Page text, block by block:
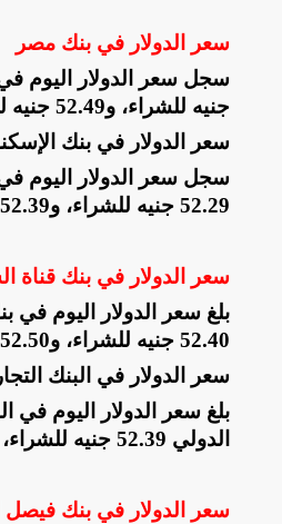
سعر الدولار في بنك مصر
جنيه للشراء، و52.49 جنيه للبيع
سعر الدولار في بنك
سجل سعر الدولار اليوم
52.29 جنيه للشراء، و52.39 جنيه للبيع
سعر الدولار في بنك قناة
بلغ سعر الدولار اليوم في
52.40 جنيه للشراء، و52.50 جنيه للبيع
سعر الدولار في البنك
بلغ سعر الدولار اليوم في
الدولي 52.39 جنيه للشراء، و52.49 جنيه للبيع
سعر الدولار في بنك فيصل